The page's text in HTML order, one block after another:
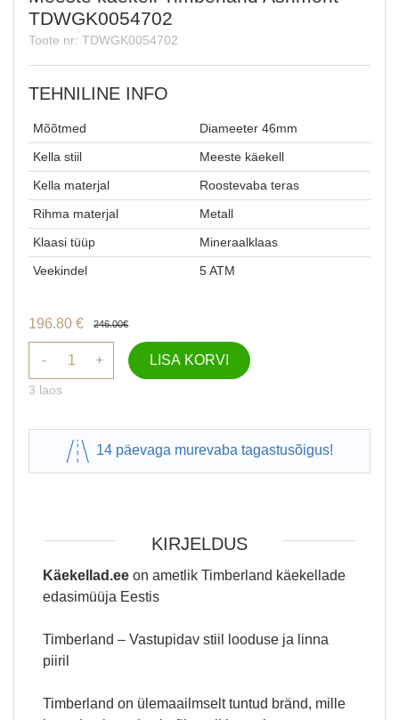
TDWGK0054702
Toote nr: TDWGK0054702
TEHNILINE INFO
Mõõtmed
Diameeter 46mm
Kella stiil
Meeste käekell
Kella materjal
Roostevaba teras
Rihma materjal
Metall
Klaasi tüüp
Mineraalklaas
Veekindel
5 ATM
- +
246.00€
196.80 €
LISA KORVI
3 laos
14 päevaga murevaba tagastusõigus!
KIRJELDUS
Käekellad.ee on ametlik Timberland käekellade
edasimüüja Eestis
Timberland – Vastupidav stiil looduse ja linna
piiril
Timberland on ülemaailmselt tuntud bränd, mille